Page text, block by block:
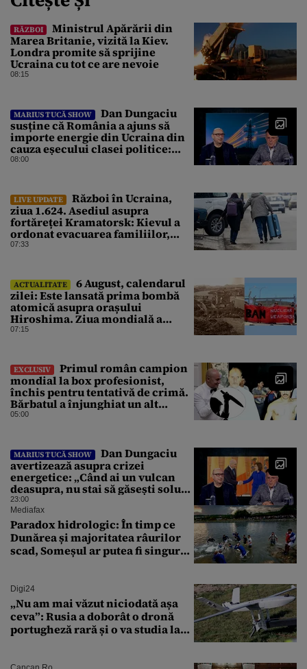
RĂZBOI
Ministrul Apărării din
Marea Britanie, vizită la Kiev.
Londra promite să sprijine
Ucraina cu tot ce are nevoie
08:15
MARIUS TUCĂ SHOW
Dan Dungaciu
susține că România a ajuns să
importe energie din Ucraina din
cauza eșecului clasei politice:
Este bilanțul politic al ultimilor
08:00
LIVE UPDATE
Război în Ucraina,
ziua 1.624. Asediul asupra
fortăreței Kramatorsk: Kievul a
ordonat evacuarea familiilor,
rușii sunt la 20 de km de oraș
07:33
ACTUALITATE
6 August, calendarul
zilei: Este lansată prima bombă
atomică asupra orașului
Hiroshima. Ziua mondială a
luptei pentru interzicerea armei
07:15
EXCLUSIV
Primul român campion
mondial la box profesionist,
închis pentru tentativă de crimă.
Bărbatul a înjunghiat un alt
interlop periculos
05:00
MARIUS TUCĂ SHOW
Dan Dungaciu
avertizează asupra crizei
energetice: „Când ai un vulcan
deasupra, nu stai să găsești soluții
cu leucoplast”
23:00
Mediafax
Paradox hidrologic: În timp ce
Dunărea și majoritatea râurilor
scad, Someșul ar putea fi singurul
Digi24
„Nu am mai văzut niciodată așa
ceva”: Rusia a doborât o dronă
portugheză rară și o va studia la